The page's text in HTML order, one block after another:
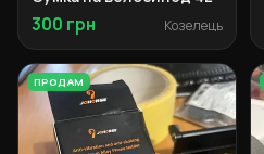
300 грн Козелець
ПРОДАМ